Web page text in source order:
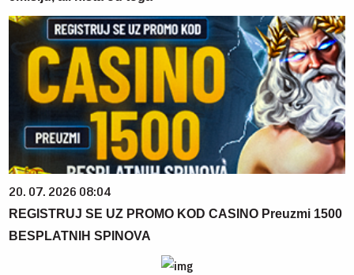
20. 07. 2026 08:04
REGISTRUJ SE UZ PROMO KOD CASINO Preuzmi 1500
BESPLATNIH SPINOVA